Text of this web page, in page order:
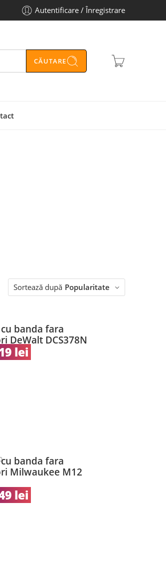
Autentificare / Înregistrare
CĂUTARE
Sortează după Popularitate
banda fara
DeWalt DCS378N
lei
banda fara
Milwaukee M12
lei